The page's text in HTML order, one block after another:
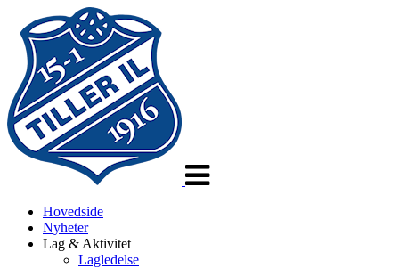
Hovedside
Nyheter
Lag & Aktivitet
Lagledelse